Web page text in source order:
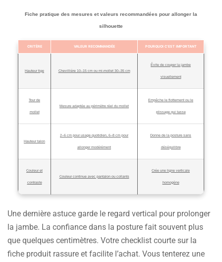
Fiche pratique des mesures et valeurs recommandées pour allonger la
silhouette
CRITÈRE VALEUR RECOMMANDÉE POURQUOI C’EST IMPORTANT
Hauteur tige Chevillière 10–15 cm ou mi‑mollet 30–35 cm
Évite de couper la jambe
visuellement
Tour de
mollet
Mesure adaptée au périmètre réel du mollet
Empêche le flottement ou le
plissage qui tasse
Hauteur talon
2–6 cm pour usage quotidien, 6–8 cm pour
allonger modérément
Donne de la posture sans
déséquilibre
Couleur et
contraste
Couleur continue avec pantalon ou collants
Crée une ligne verticale
homogène
Une dernière astuce garde le regard vertical pour prolonger
la jambe. La confiance dans la posture fait souvent plus
que quelques centimètres. Votre checklist courte sur la
fiche produit rassure et facilite l’achat. Vous tenterez une